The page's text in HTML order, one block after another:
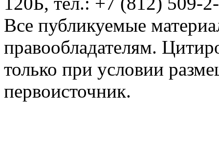
Все публикуемые
правообладателям.
только при условии
первоисточник.